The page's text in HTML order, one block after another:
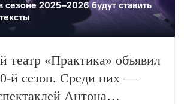
сезоне 2025–2026 будут ставить
театр «Практика» объявил
й сезон. Среди них —
Антона